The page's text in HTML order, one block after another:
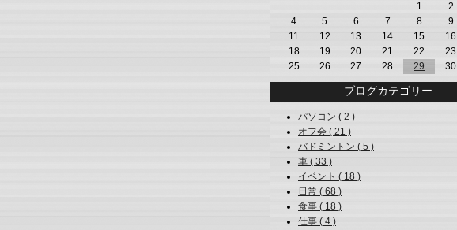
1
2
4
5 6 7 8 9
11
12 13 14 15 16
18
19 20 21 22 23
25
26 27 28 29 30
ブログカテゴリー
パソコン ( 2 )
オフ会 ( 21 )
バドミントン ( 5 )
車 ( 33 )
イベント ( 18 )
日常 ( 68 )
食事 ( 18 )
仕事 ( 4 )